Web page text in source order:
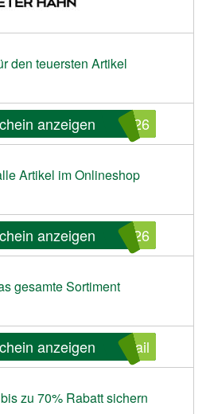
den teuersten Artikel
anzeigen 226
Artikel im Onlineshop
anzeigen 126
gesamte Sortiment
anzeigen ail
zu 70% Rabatt sichern